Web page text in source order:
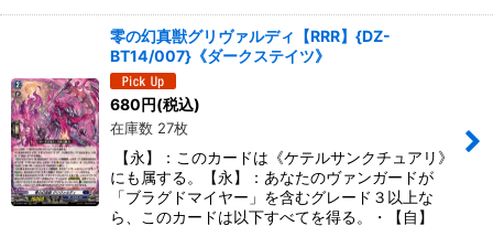
零の幻真獣グリヴァルディ【RRR】{DZ-
BT14/007}《ダークステイツ》
680円(税込)
在庫数 27枚
【永】：このカードは《ケテルサンクチュアリ》
にも属する。【永】：あなたのヴァンガードが
「ブラグドマイヤー」を含むグレード３以上な
ら、このカードは以下すべてを得る。・【自】